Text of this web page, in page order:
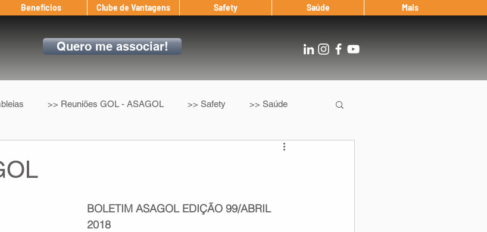
Benefícios Clube de Vantagens Safety Saúde Mais
Quero me associar!
>> Reuniões GOL - ASAGOL >> Safety >> Saúde
Coletiva After Landing
BOLETIM ASAGOL EDIÇÃO 99/ABRIL
2018